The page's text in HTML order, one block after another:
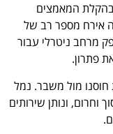
מפתח בהקלת המאמצים
אירח מספר רב של
מרחב ניטרלי עבור
פתרון.
טרמינל 1 הוכיח את חוסנו מול משבר. נמל
ונותן שירותים